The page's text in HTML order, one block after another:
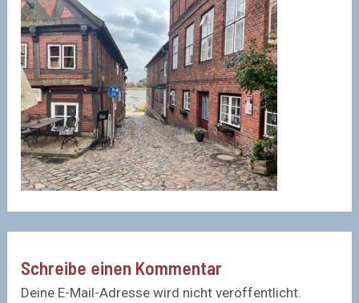
Schreibe einen Kommentar
Deine E-Mail-Adresse wird nicht veröffentlicht.